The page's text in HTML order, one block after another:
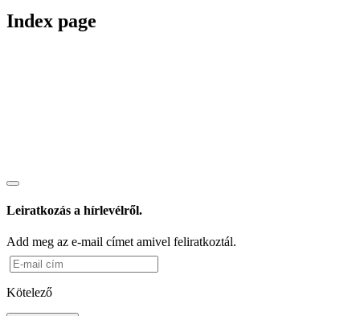
Index page
Leiratkozás a hírlevélről.
Add meg az e-mail címet amivel feliratkoztál.
Kötelező